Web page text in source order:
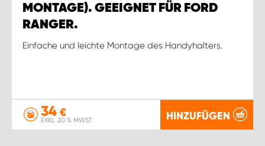
MONTAGE). GEEIGNET FÜR FORD
RANGER.
Einfache und leichte Montage des Handyhalters.
34 €
EXKL. 20 % MWST. HINZUFÜGEN